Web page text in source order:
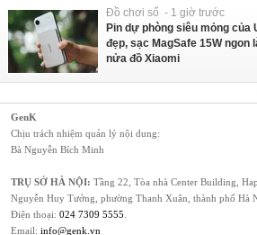
Đồ chơi số - 1 giờ trước
Pin dự phòng siêu mỏng của
đẹp, sạc MagSafe 15W ngon
nửa đồ Xiaomi
GenK
Chịu trách nhiệm quản lý nội dung:
Bà Nguyễn Bích Minh
TRỤ SỞ HÀ NỘI: Tầng 22, Tòa nhà Center Building,
Nguyễn Huy Tưởng, phường Thanh Xuân, thành phố Hà
Điện thoại: 024 7309 5555.
Email: info@genk.vn